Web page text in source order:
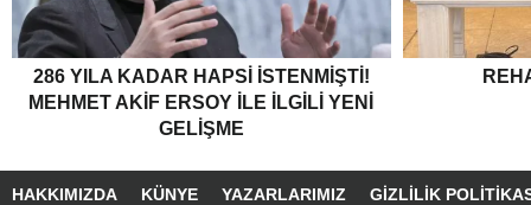
286 YILA KADAR HAPSI ISTENMIŞTI!
MEHMET AKIF ERSOY ILE ILGILI YENI
GELIŞME
HAKKIMIZDA KÜNYE YAZARLARIMIZ GIZLILIK